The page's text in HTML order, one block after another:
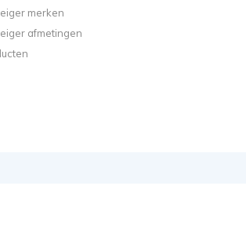
merken
afmetingen